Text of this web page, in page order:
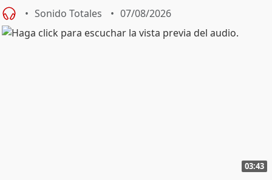
Sonido Totales 07/08/2026
03:43